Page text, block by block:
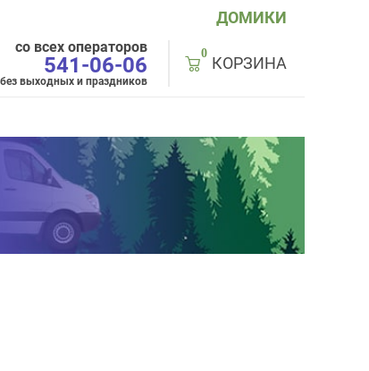
ДОМИКИ
со всех операторов
541-06-06
без выходных и праздников
0
КОРЗИНА